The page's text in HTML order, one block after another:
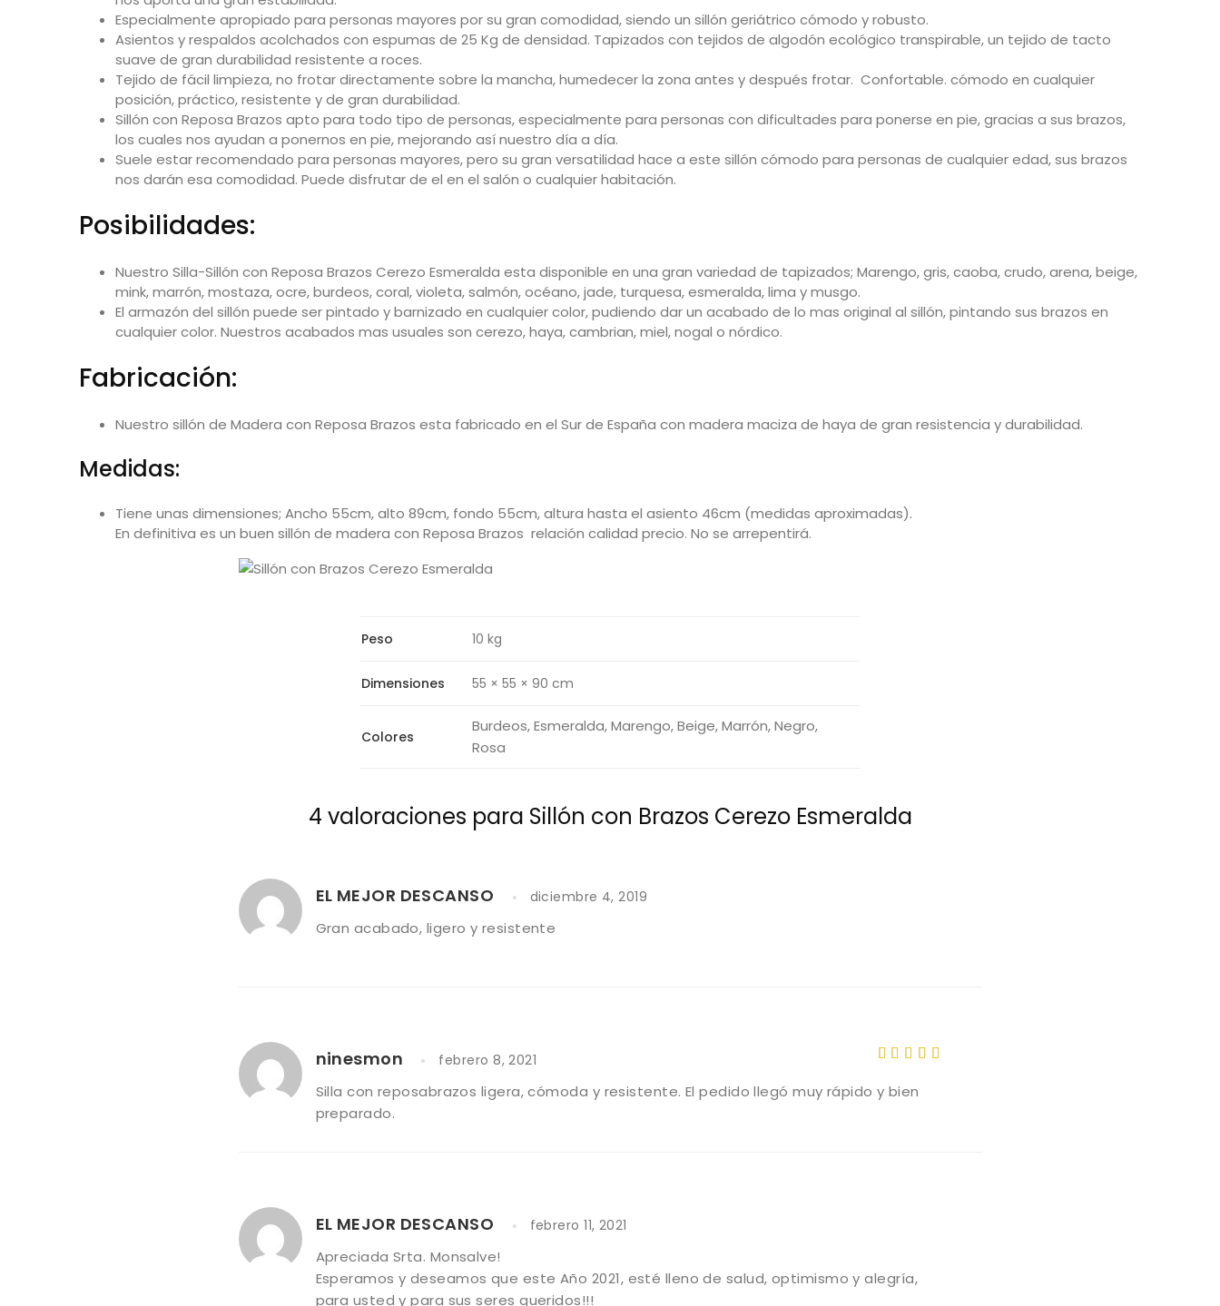
Especialmente apropiado para personas mayores por su gran comodidad, siendo un sillón geriátrico cómodo y robusto.
Asientos y respaldos acolchados con espumas de 25 Kg de densidad. Tapizados con tejidos de algodón ecológico transpirable, un tejido de tacto
suave de gran durabilidad resistente a roces.
Tejido de fácil limpieza, no frotar directamente sobre la mancha, humedecer la zona antes y después frotar. Confortable. cómodo en cualquier
posición, práctico, resistente y de gran durabilidad.
Sillón con Reposa Brazos apto para todo tipo de personas, especialmente para personas con dificultades para ponerse en pie, gracias a sus brazos,
los cuales nos ayudan a ponernos en pie, mejorando así nuestro día a día.
Suele estar recomendado para personas mayores, pero su gran versatilidad hace a este sillón cómodo para personas de cualquier edad, sus brazos
nos darán esa comodidad. Puede disfrutar de el en el salón o cualquier habitación.
Posibilidades:
Nuestro Silla-Sillón con Reposa Brazos Cerezo Esmeralda esta disponible en una gran variedad de tapizados; Marengo, gris, caoba, crudo, arena, beige,
mink, marrón, mostaza, ocre, burdeos, coral, violeta, salmón, océano, jade, turquesa, esmeralda, lima y musgo.
El armazón del sillón puede ser pintado y barnizado en cualquier color, pudiendo dar un acabado de lo mas original al sillón, pintando sus brazos en
cualquier color. Nuestros acabados mas usuales son cerezo, haya, cambrian, miel, nogal o nórdico.
Fabricación:
Nuestro sillón de Madera con Reposa Brazos esta fabricado en el Sur de España con madera maciza de haya de gran resistencia y durabilidad.
Medidas:
Tiene unas dimensiones; Ancho 55cm, alto 89cm, fondo 55cm, altura hasta el asiento 46cm (medidas aproximadas).
En definitiva es un buen sillón de madera con Reposa Brazos relación calidad precio. No se arrepentirá.
Peso 10 kg
Dimensiones 55 × 55 × 90 cm
Colores
Burdeos, Esmeralda, Marengo, Beige, Marrón, Negro,
Rosa
4 valoraciones para Sillón con Brazos Cerezo Esmeralda
EL MEJOR DESCANSO diciembre 4, 2019
Gran acabado, ligero y resistente
con5
ninesmon febrero 8, 2021
Silla con reposabrazos ligera, cómoda y resistente. El pedido llegó muy rápido y bien
preparado.
EL MEJOR DESCANSO febrero 11, 2021
Apreciada Srta. Monsalve!
Esperamos y deseamos que este Año 2021, esté lleno de salud, optimismo y alegría,
para usted y para sus seres queridos!!!